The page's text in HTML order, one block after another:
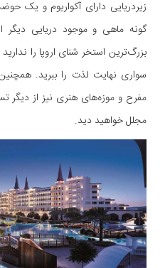
گونه ماهی و موجود دریایی دیگر
بزرگ‌ترین استخر شنای اروپا را
سواری نهایت لذت را ببرید.
مفرح و موزه‌های هنری نیز از دیگر
مجلل خواهید دید.